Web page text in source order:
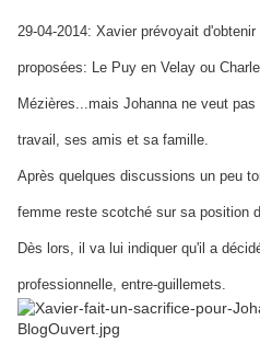
29-04-2014: Xavier prévoyait
proposées: Le Puy en Velay ou
Mézières...mais Johanna ne veut
travail, ses amis et sa famille.
Après quelques discussions un peu
femme reste scotché sur sa position
Dès lors, il va lui indiquer qu'il a
professionnelle, entre-guillemets.